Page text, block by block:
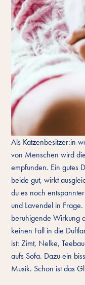
Als Katzenbesitzer:in
von Menschen wird
empfunden. Ein gutes
beide gut, wirkt
du es noch
und Lavendel in
beruhigende Wirkung
keinen Fall in die
ist: Zimt, Nelke,
aufs Sofa. Dazu ein
Musik. Schon ist das